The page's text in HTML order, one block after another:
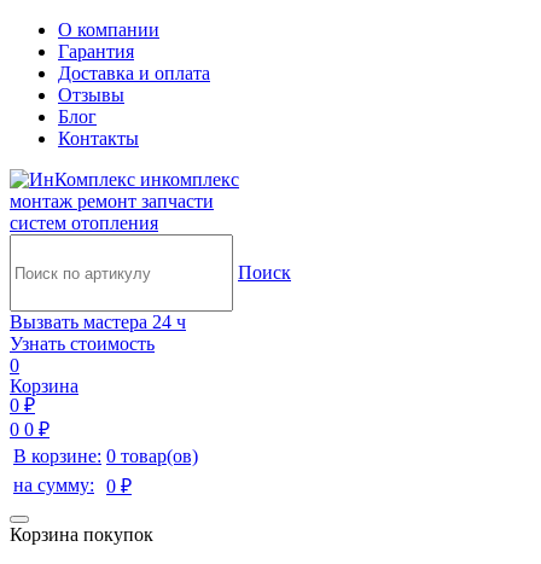
О компании
Гарантия
Доставка и оплата
Отзывы
Блог
Контакты
инкомплекс
монтаж ремонт запчасти
систем отопления
Поиск
Вызвать мастера 24 ч
Узнать стоимость
0
Корзина
0 ₽
0 0 ₽
В корзине: 0 товар(ов)
на сумму:
0 ₽
Корзина покупок